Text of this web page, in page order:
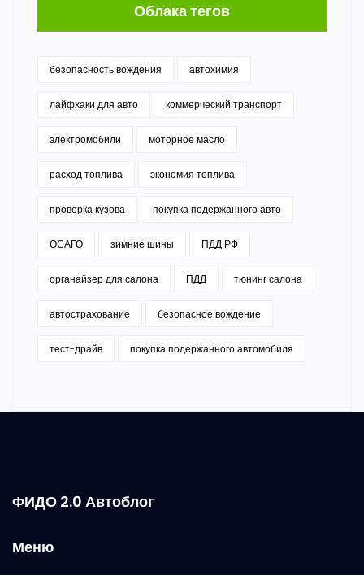
Облака тегов
безопасность вождения автохимия
лайфхаки для авто коммерческий транспорт
электромобили моторное масло
расход топлива экономия топлива
проверка кузова покупка подержанного авто
ОСАГО зимние шины ПДД РФ
органайзер для салона ПДД тюнинг салона
автострахование безопасное вождение
тест-драйв покупка подержанного автомобиля
ФИДО 2.0 Автоблог
Меню